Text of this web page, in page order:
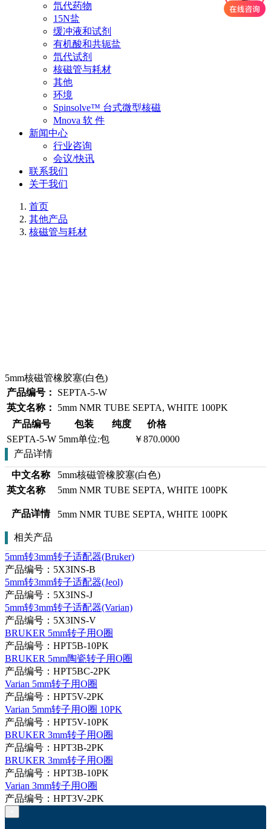
氘代药物
15N盐
缓冲液和试剂
有机酸和共轭盐
氘代试剂
核磁管与耗材
其他
环境
Spinsolve™ 台式微型核磁
Mnova 软 件
新闻中心
行业咨询
会议/快讯
联系我们
关于我们
首页
其他产品
核磁管与耗材
5mm核磁管橡胶塞(白色)
产品编号：
SEPTA-5-W
英文名称：
5mm NMR TUBE SEPTA, WHITE 100PK
产品编号
包装 纯度
价格
SEPTA-5-W 5mm单位:包
￥870.0000
产品详情
中文名称
5mm核磁管橡胶塞(白色)
英文名称
5mm NMR TUBE SEPTA, WHITE 100PK
产品详情 5mm NMR TUBE SEPTA, WHITE 100PK
相关产品
5mm转3mm转子适配器(Bruker)
产品编号：5X3INS-B
5mm转3mm转子适配器(Jeol)
产品编号：5X3INS-J
5mm转3mm转子适配器(Varian)
产品编号：5X3INS-V
BRUKER 5mm转子用O圈
产品编号：HPT5B-10PK
BRUKER 5mm陶瓷转子用O圈
产品编号：HPT5BC-2PK
Varian 5mm转子用O圈
产品编号：HPT5V-2PK
Varian 5mm转子用O圈 10PK
产品编号：HPT5V-10PK
BRUKER 3mm转子用O圈
产品编号：HPT3B-2PK
BRUKER 3mm转子用O圈
产品编号：HPT3B-10PK
Varian 3mm转子用O圈
产品编号：HPT3V-2PK